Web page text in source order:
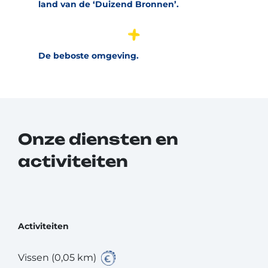
land van de ‘Duizend Bronnen’.
De beboste omgeving.
Onze diensten en
activiteiten
Activiteiten
Vissen (0,05 km)